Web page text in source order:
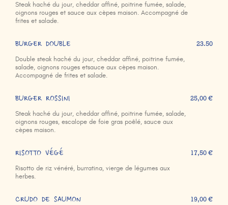
Steak haché du jour, cheddar affiné, poitrine fumée, salade,
oignons rouges et sauce aux cèpes maison. Accompagné de
frites et salade.
BURGER DOUBLE
Double steak haché du jour, cheddar affiné, poitrine fumée,
salade, oignons rouges etsauce aux cèpes maison.
Accompagné de frites et salade.
23.50
BURGER ROSSINI
Steak haché du jour, cheddar affiné, poitrine fumée, salade,
oignons rouges, escalope de foie gras poêlé, sauce aux
cèpes maison.
25,00 €
RISOTTO VÉGÉ
Risotto de riz vénéré, burratina, vierge de légumes aux
herbes.
17,50 €
CRUDO DE SAUMON 19,00 €